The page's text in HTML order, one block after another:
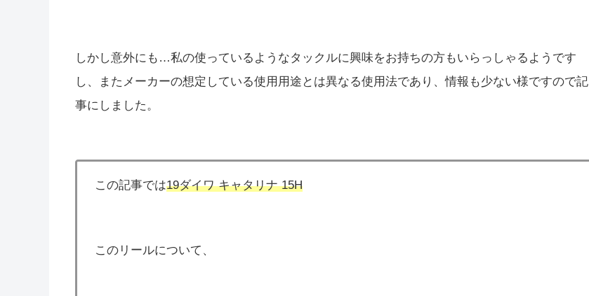
しかし意外にも…私の使っているようなタックルに興味をお持ちの方もいらっしゃるようです
し、またメーカーの想定している使用用途とは異なる使用法であり、情報も少ない様ですので記
事にしました。
この記事では19ダイワ キャタリナ 15H
このリールについて、